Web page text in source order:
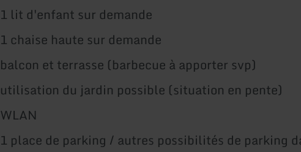
1 lit d'enfant sur demande
1 chaise haute sur demande
balcon et terrasse (barbecue à apporter svp)
utilisation du jardin possible (situation en pente)
WLAN
1 place de parking / autres possibilités de parking